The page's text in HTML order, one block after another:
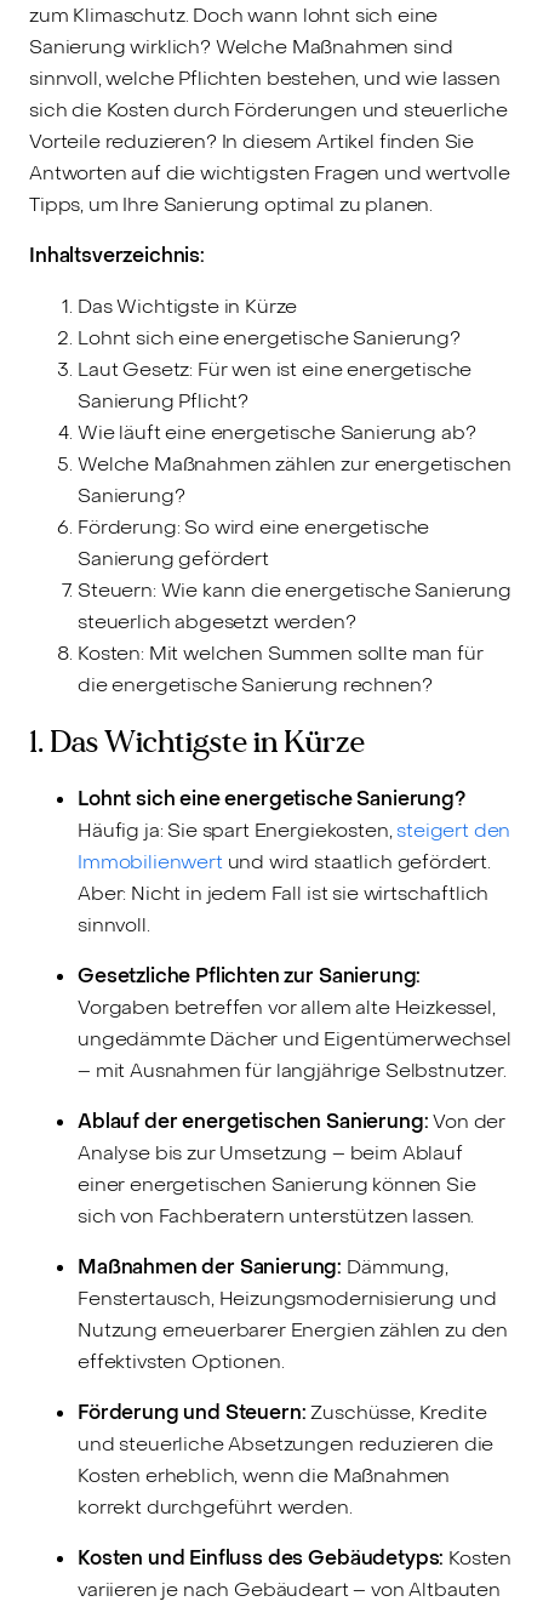
zum Klimaschutz. Doch wann lohnt sich eine
Sanierung wirklich? Welche Maßnahmen sind
sinnvoll, welche Pflichten bestehen, und wie lassen
sich die Kosten durch Förderungen und steuerliche
Vorteile reduzieren? In diesem Artikel finden Sie
Antworten auf die wichtigsten Fragen und wertvolle
Tipps, um Ihre Sanierung optimal zu planen.
Inhaltsverzeichnis:
Das Wichtigste in Kürze
Lohnt sich eine energetische Sanierung?
Laut Gesetz: Für wen ist eine energetische
Sanierung Pflicht?
Wie läuft eine energetische Sanierung ab?
Welche Maßnahmen zählen zur energetischen
Sanierung?
Förderung: So wird eine energetische
Sanierung gefördert
Steuern: Wie kann die energetische Sanierung
steuerlich abgesetzt werden?
Kosten: Mit welchen Summen sollte man für
die energetische Sanierung rechnen?
1. Das Wichtigste in Kürze
Lohnt sich eine energetische Sanierung?
Häufig ja: Sie spart Energiekosten,steigert den
Immobilienwertund wird staatlich gefördert.
Aber: Nicht in jedem Fall ist sie wirtschaftlich
sinnvoll.
Gesetzliche Pflichten zur Sanierung:
Vorgaben betreffen vor allem alte Heizkessel,
ungedämmte Dächer und Eigentümerwechsel
– mit Ausnahmen für langjährige Selbstnutzer.
Ablauf der energetischen Sanierung:Von der
Analyse bis zur Umsetzung – beim Ablauf
einer energetischen Sanierung können Sie
sich von Fachberatern unterstützen lassen.
Maßnahmen der Sanierung: Dämmung,
Fenstertausch, Heizungsmodernisierung und
Nutzung erneuerbarer Energien zählen zu den
effektivsten Optionen.
Förderung und Steuern:Zuschüsse, Kredite
und steuerliche Absetzungen reduzieren die
Kosten erheblich, wenn die Maßnahmen
korrekt durchgeführt werden.
Kosten und Einfluss des Gebäudetyps: Kosten
variieren je nach Gebäudeart – von Altbauten